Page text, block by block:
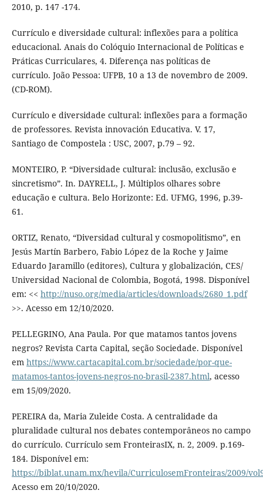
2010, p. 147 -174.
Currículo e diversidade cultural: inflexões para a política
educacional. Anais do Colóquio Internacional de Políticas e
Práticas Curriculares, 4. Diferença nas políticas de
currículo. João Pessoa: UFPB, 10 a 13 de novembro de 2009.
(CD-ROM).
Currículo e diversidade cultural: inflexões para a formação
de professores. Revista innovación Educativa. V. 17,
Santiago de Compostela : USC, 2007, p.79 – 92.
MONTEIRO, P. “Diversidade cultural: inclusão, exclusão e
sincretismo”. In. DAYRELL, J. Múltiplos olhares sobre
educação e cultura. Belo Horizonte: Ed. UFMG, 1996, p.39-
61.
ORTIZ, Renato, “Diversidad cultural y cosmopolitismo”, en
Jesús Martín Barbero, Fabio López de la Roche y Jaime
Eduardo Jaramillo (editores), Cultura y globalización, CES/
Universidad Nacional de Colombia, Bogotá, 1998. Disponível
em: << http://nuso.org/media/articles/downloads/2680_1.pdf
>>. Acesso em 12/10/2020.
PELLEGRINO, Ana Paula. Por que matamos tantos jovens
negros? Revista Carta Capital, seção Sociedade. Disponível
em https://www.cartacapital.com.br/sociedade/por-que-
matamos-tantos-jovens-negros-no-brasil-2387.html, acesso
em 15/09/2020.
PEREIRA da, Maria Zuleide Costa. A centralidade da
pluralidade cultural nos debates contemporâneos no campo
do currículo. Currículo sem FronteirasIX, n. 2, 2009. p.169-
184. Disponível em:
https://biblat.unam.mx/hevila/CurriculosemFronteiras/2009/
Acesso em 20/10/2020.